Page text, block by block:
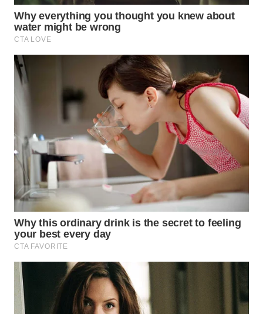
LISTRIK
WAHANA
WAHANA
WAHANANEWS
ID
WAHANANEWS
CO ID
WAHANANEWS
NET
WAHANA